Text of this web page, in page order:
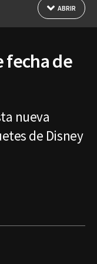
ABRIR
fecha de
nueva
de Disney